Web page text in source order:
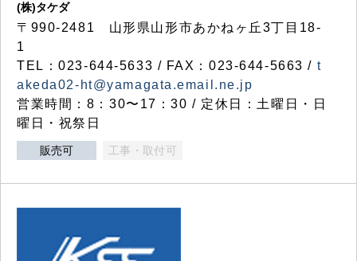
(株)タケダ
〒990-2481 山形県山形市あかねヶ丘3丁目18-
1
TEL：023-644-5633 / FAX：023-644-5663 / t
akeda02-ht@yamagata.email.ne.jp
営業時間：8：30〜17：30 / 定休日：土曜日・日
曜日・祝祭日
販売可 工事・取付可